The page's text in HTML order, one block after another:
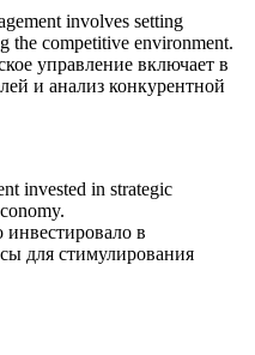
involves setting
the competitive environment.
управление включает в
и анализ конкурентной
invested in strategic
инвестировало в
для стимулирования